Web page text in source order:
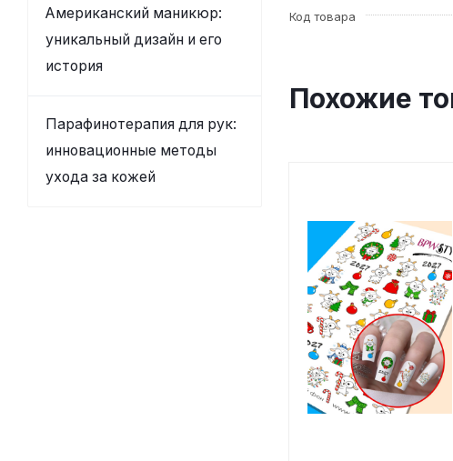
Код товара
Похожие
Американский маникюр:
уникальный дизайн и его
история
Парафинотерапия для рук:
инновационные методы
ухода за кожей